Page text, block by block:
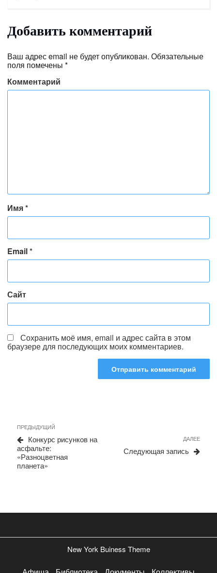
Добавить комментарий
Ваш адрес email не будет опубликован. Обязательные
поля помечены *
Комментарий
Имя*
Email*
Сайт
Сохранить моё имя, email и адрес сайта в этом
браузере для последующих моих комментариев.
Навигация
по
записям
Предыдущая
запись
ПРЕДЫДУЩИЙ
Конкурс рисунков на
асфальте:
«Разноцветная
планета»
ДАЛЕЕ
Следующая запись
New York Buiness Theme